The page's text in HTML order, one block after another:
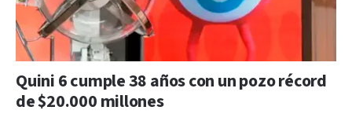
Quini 6 cumple 38 años con un pozo récord
de $20.000 millones